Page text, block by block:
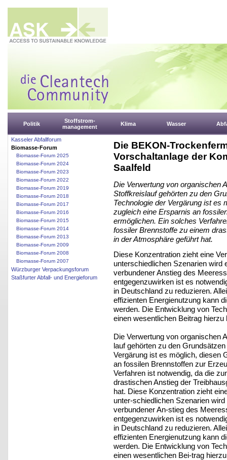
Politik
Stoffstrom-
management
Klima Wasser
Kasseler Abfallforum
Biomasse-Forum
Biomasse-Forum 2025
Biomasse-Forum 2024
Biomasse-Forum 2023
Biomasse-Forum 2022
Biomasse-Forum 2019
Biomasse-Forum 2018
Biomasse-Forum 2017
Biomasse-Forum 2016
Biomasse-Forum 2015
Biomasse-Forum 2014
Biomasse-Forum 2013
Biomasse-Forum 2009
Biomasse-Forum 2008
Biomasse-Forum 2007
Würzburger Verpackungsforum
Staßfurter Abfall- und Energieforum
Die BEKON-
Vorschaltanlage der
Saalfeld
Die Verwertung von organischen
Stoffkreislauf gehörten zu den
Technologie der Vergärung ist es
zugleich eine Ersparnis an
ermöglichen. Ein solches
fossiler Brennstoffe zu einem
in der Atmosphäre geführt hat.
Diese Konzentration zieht eine
unterschiedlichen Szenarien wird
verbundener Anstieg des
entgegenzuwirken ist es
in Deutschland zu reduzieren.
effizienten Energienutzung kann
werden. Die Entwicklung von
einen wesentlichen Beitrag hierzu
Die Verwertung von organischen
lauf gehörten zu den
Vergärung ist es möglich, diesen
an fossilen Brennstoffen zur
Verfahren ist notwendig, da die
drastischen Anstieg der
hat. Diese Konzentration zieht
unter-schiedlichen Szenarien
verbundener An-stieg des
entgegenzuwirken ist es
in Deutschland zu reduzieren.
effizienten Energienutzung kann
werden. Die Entwicklung von
einen wesentlichen Bei-trag